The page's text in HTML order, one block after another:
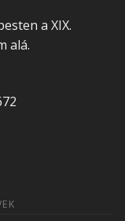
a XIX.
alá.